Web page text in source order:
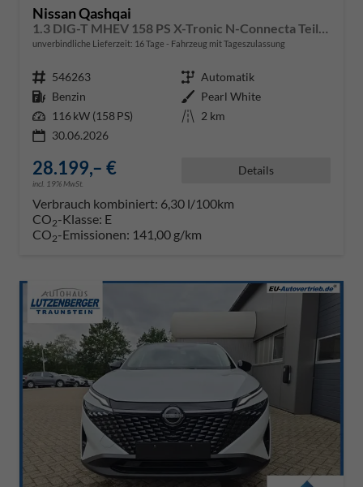
Nissan Qashqai
unverbindliche Lieferzeit: 16 Tage Fahrzeug mit Tageszulassung
Fahrzeugnr. 546263 Getriebe Automatik
Kraftstoff Benzin Außenfarbe Pearl White
Leistung 116 kW (158 PS) Kilometerstand 2 km
30.06.2026
28.199,– €
incl. 19% MwSt.
Details
Verbrauch kombiniert: 6,30 l/100km
CO2-Klasse: E
CO2-Emissionen: 141,00 g/km